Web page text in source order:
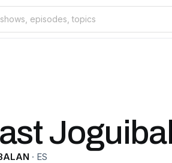
· ES